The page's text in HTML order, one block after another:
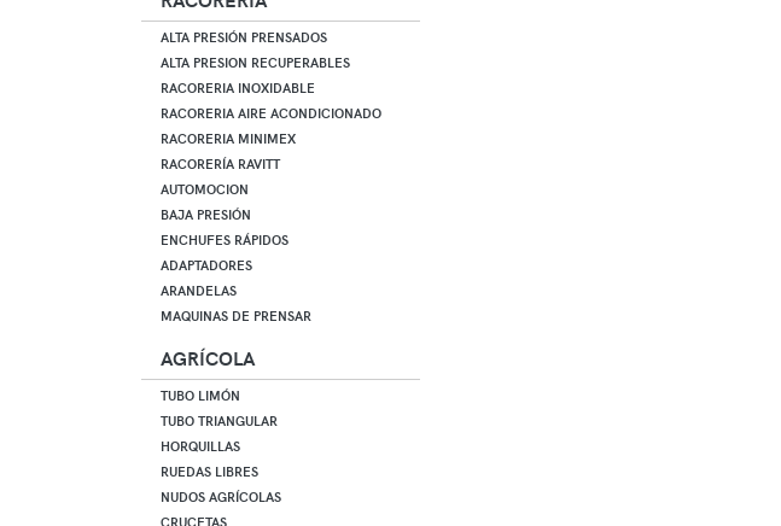
ALTA PRESIÓN PRENSADOS
ALTA PRESION RECUPERABLES
RACORERIA INOXIDABLE
RACORERIA AIRE ACONDICIONADO
RACORERIA MINIMEX
RACORERÍA RAVITT
AUTOMOCION
BAJA PRESIÓN
ENCHUFES RÁPIDOS
ADAPTADORES
ARANDELAS
MAQUINAS DE PRENSAR
AGRÍCOLA
TUBO LIMÓN
TUBO TRIANGULAR
HORQUILLAS
RUEDAS LIBRES
NUDOS AGRÍCOLAS
CRUCETAS